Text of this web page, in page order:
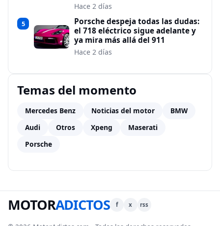
Hace 2 días
5
Porsche despeja todas las dudas:
el 718 eléctrico sigue adelante y
ya mira más allá del 911
Hace 2 días
Temas del momento
Mercedes Benz Noticias del motor
BMW
Audi
Otros Xpeng
Maserati
Porsche
MOTORADICTOS f x rss